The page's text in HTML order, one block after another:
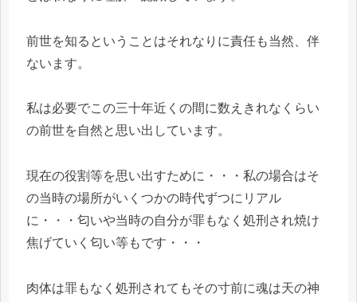
前世を知るということはそれなりに責任も当然、伴
ないます。
私は必要でこの三十年近くの間に数えきれなくらい
の前世を自然と思い出しています。
現在の役割等を思い出すために・・・私の場合はそ
の当時の場所がいくつかの時代ずつにリアル
に・・・匂いや当時の自分が罪もなく処刑され焼け
焦げていく匂い等もです・・・
肉体は罪もなく処刑されてもその寸前に魂は天の神